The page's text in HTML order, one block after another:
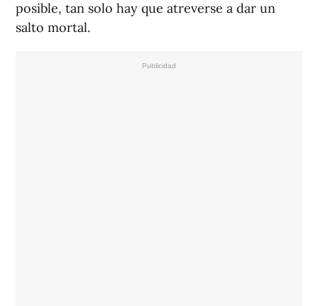
posible, tan solo hay que atreverse a dar un
salto mortal.